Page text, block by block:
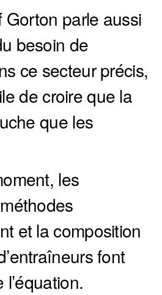
Gorton parle aussi
besoin de
ce secteur précis,
de croire que la
que les
les
et la composition
font